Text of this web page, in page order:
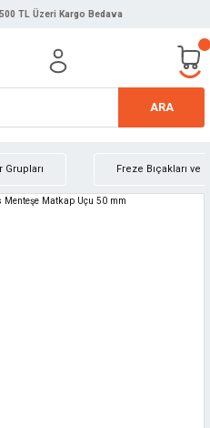
TL Üzeri Kargo Bedava
ARA
Grupları Freze Bıçakları ve